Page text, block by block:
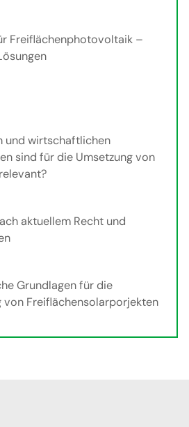
Freiflächenphotovoltaik –
und wirtschaftlichen
sind für die Umsetzung von
aktuellem Recht und
Grundlagen für die
von Freiflächensolarporjekten